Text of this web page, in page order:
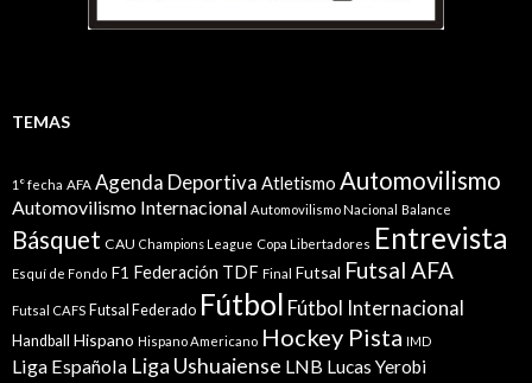
TEMAS
1° fecha AFA Agenda Deportiva Atletismo Automovilismo
Automovilismo Internacional Automovilismo Nacional Balance
Básquet CAU Champions League Copa Libertadores Entrevista
Esquí de Fondo F1 Federación TDF Final Futsal Futsal AFA
Futsal CAFS Futsal Federado Fútbol Fútbol Internacional
Handball Hispano Hispano Americano Hockey Pista IMD
Liga Española Liga Ushuaiense LNB Lucas Yerobi